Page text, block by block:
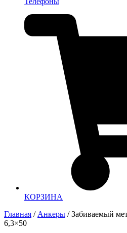
КОРЗИНА
Главная / Анкеры / Забиваемый
6,3×50